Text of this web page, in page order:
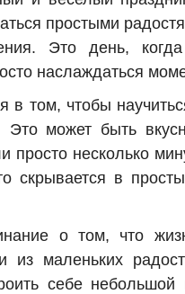
простыми
Это день,
наслаждаться
в том, чтобы
может быть
просто несколько
скрывается в
о том, что
маленьких
себе небольшой